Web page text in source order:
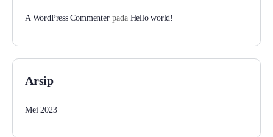
A WordPress Commenterpada Hello world!
Arsip
Mei 2023